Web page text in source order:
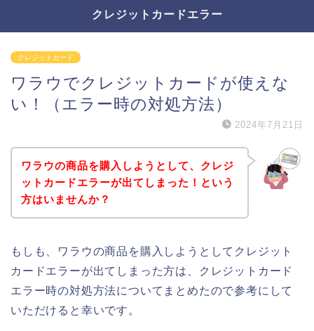
クレジットカードエラー
クレジットカード
ワラウでクレジットカードが使えな
い！（エラー時の対処方法）
2024年7月21日
ワラウの商品を購入しようとして、クレジ
ットカードエラーが出てしまった！という
方はいませんか？
もしも、ワラウの商品を購入しようとしてクレジット
カードエラーが出てしまった方は、クレジットカード
エラー時の対処方法についてまとめたので参考にして
いただけると幸いです。